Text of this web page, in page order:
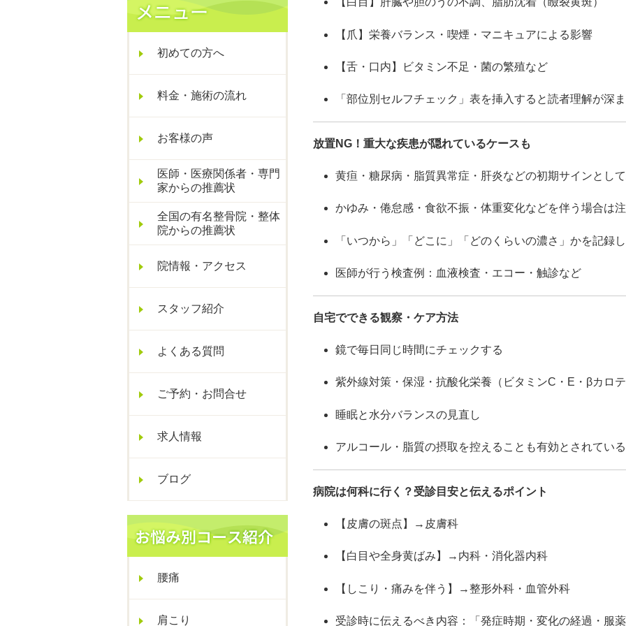
初めての方へ
料金・施術の流れ
お客様の声
医師・医療関係者・専門
家からの推薦状
全国の有名整骨院・整体
院からの推薦状
院情報・アクセス
スタッフ紹介
よくある質問
ご予約・お問合せ
求人情報
ブログ
腰痛
肩こり
【爪】栄養バランス・喫煙・マニキュアによる影響
【舌・口内】ビタミン不足・菌の繁殖など
「部位別セルフチェック」表を挿入すると読者理解が深
放置NG！重大な疾患が隠れているケースも
黄疸・糖尿病・脂質異常症・肝炎などの初期サインとし
かゆみ・倦怠感・食欲不振・体重変化などを伴う場合は
「いつから」「どこに」「どのくらいの濃さ」かを記録
医師が行う検査例：血液検査・エコー・触診など
自宅でできる観察・ケア方法
鏡で毎日同じ時間にチェックする
紫外線対策・保湿・抗酸化栄養（ビタミンC・E・βカロ
睡眠と水分バランスの見直し
アルコール・脂質の摂取を控えることも有効とされている
病院は何科に行く？受診目安と伝えるポイント
【皮膚の斑点】→皮膚科
【白目や全身黄ばみ】→内科・消化器内科
【しこり・痛みを伴う】→整形外科・血管外科
受診時に伝えるべき内容：「発症時期・変化の経過・服薬